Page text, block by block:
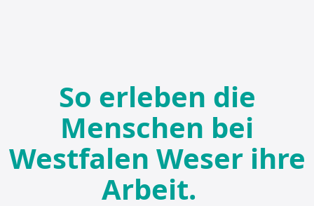
So erleben die
Menschen bei
Westfalen Weser ihre
Arbeit.